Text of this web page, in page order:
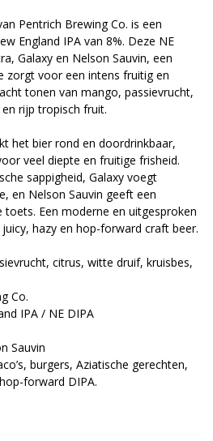
Pentrich Brewing Co. is een
England IPA van 8%. Deze NE
Galaxy en Nelson Sauvin, een
zorgt voor een intens fruitig en
tonen van mango, passievrucht,
rijp tropisch fruit.
het bier rond en doordrinkbaar,
veel diepte en fruitige frisheid.
sappigheid, Galaxy voegt
en Nelson Sauvin geeft een
Een moderne en uitgesproken
hazy en hop-forward craft beer.
citrus, witte druif, kruisbes,
Co.
IPA / NE DIPA
Sauvin
burgers, Aziatische gerechten,
forward DIPA.